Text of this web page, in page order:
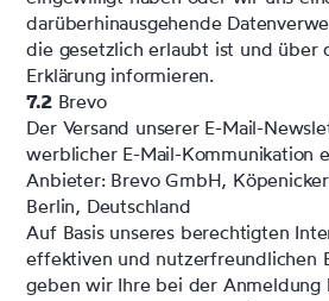
darüberhinausgehende
die gesetzlich erlaubt ist und über
Erklärung informieren.
7.2Brevo
Der Versand unserer E-Mail-
werblicher E-Mail-Kommunikation
Anbieter: Brevo GmbH,
Berlin, Deutschland
Auf Basis unseres berechtigten
effektiven und nutzerfreundlichen
geben wir Ihre bei der Anmeldung